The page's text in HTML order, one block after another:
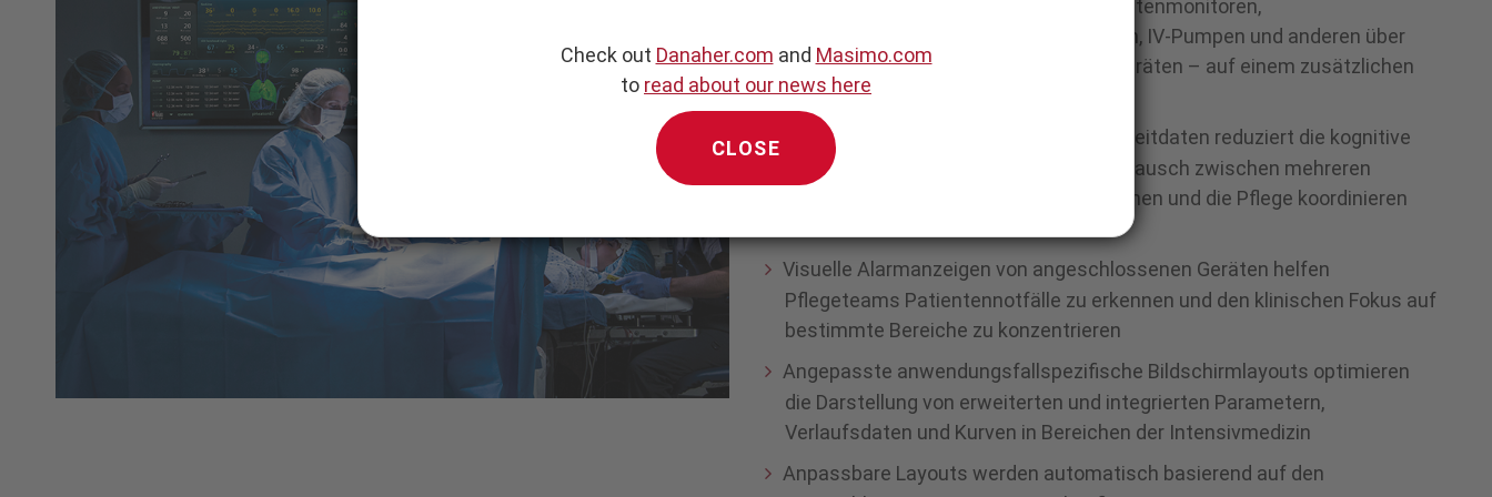
Drittanbieter-Geräten, – wie z. B. Patientenmonitoren,
Beatmungsgeräten, Narkoseapparaten, IV-Pumpen und anderen über
Masimo Systeme angeschlossenen Geräten – auf einem zusätzlichen
Display
Die integrierte Visualisierung von Echtzeitdaten reduziert die kognitive
Überlastung und fördert den Datenaustausch zwischen mehreren
Ärzten, damit sie Trends leichter erkennen und die Pflege koordinieren
Visuelle Alarmanzeigen von angeschlossenen Geräten helfen
Pflegeteams Patientennotfälle zu erkennen und den klinischen Fokus auf
bestimmte Bereiche zu konzentrieren
Angepasste anwendungsfallspezifische Bildschirmlayouts optimieren
die Darstellung von erweiterten und integrierten Parametern,
Verlaufsdaten und Kurven in Bereichen der Intensivmedizin
Anpassbare Layouts werden automatisch basierend auf den
Check out Danaher.com and Masimo.com
to read about our news here
CLOSE